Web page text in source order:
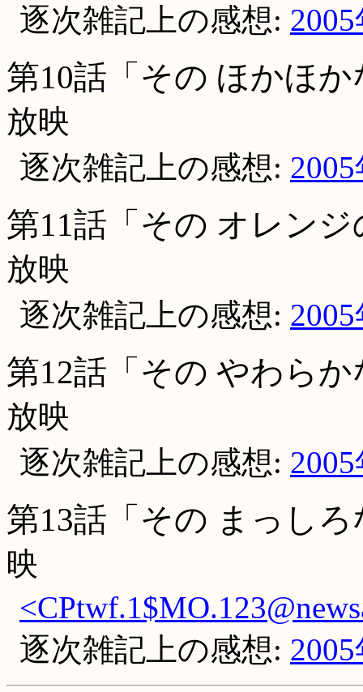
逐次雑記上の感想:
第10話「その ほかほ
放映
逐次雑記上の感想:
第11話「その オレン
放映
逐次雑記上の感想:
第12話「その やわら
放映
逐次雑記上の感想:
第13話「その まっし
映
逐次雑記上の感想: